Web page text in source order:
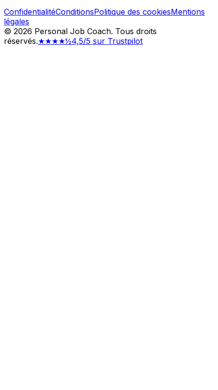
ConfidentialitéConditionsPolitique des cookiesMentions
légales
© 2026 Personal Job Coach. Tous droits
réservés.★★★★½4,5/5 sur Trustpilot